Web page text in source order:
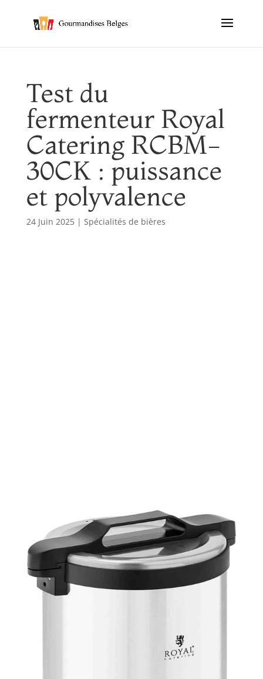
Test du
fermenteur Royal
Catering RCBM-
30CK : puissance
et polyvalence
24 Juin 2025| Spécialités de bières